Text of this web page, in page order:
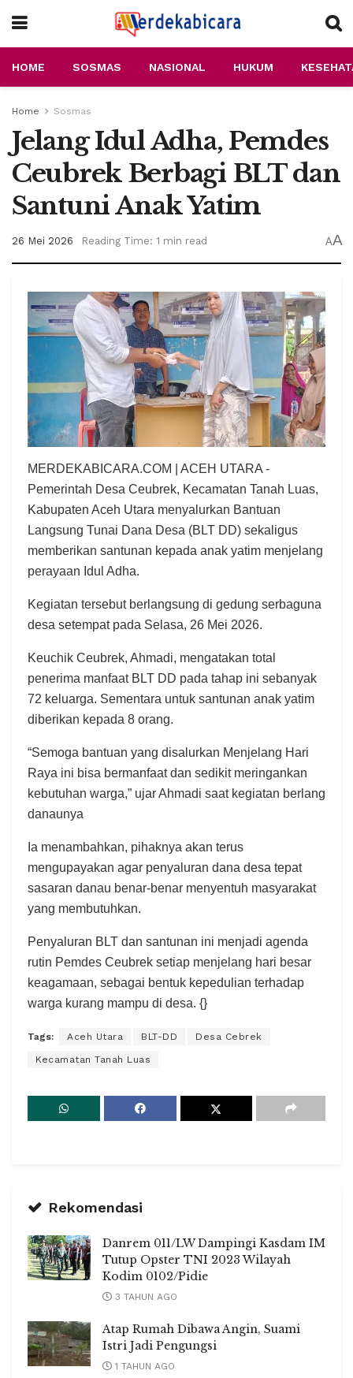
HOME SOSMAS NASIONAL HUKUM
Home Sosmas
Jelang Idul Adha, Pemdes
Ceubrek Berbagi BLT dan
Santuni Anak Yatim
26 Mei 2026 Reading Time: 1 min read AA
MERDEKABICARA.COM | ACEH UTARA -
Pemerintah Desa Ceubrek, Kecamatan Tanah Luas,
Kabupaten Aceh Utara menyalurkan Bantuan
Langsung Tunai Dana Desa (BLT DD) sekaligus
memberikan santunan kepada anak yatim menjelang
perayaan Idul Adha.
Kegiatan tersebut berlangsung di gedung serbaguna
desa setempat pada Selasa, 26 Mei 2026.
Keuchik Ceubrek, Ahmadi, mengatakan total
penerima manfaat BLT DD pada tahap ini sebanyak
72 keluarga. Sementara untuk santunan anak yatim
diberikan kepada 8 orang.
“Semoga bantuan yang disalurkan Menjelang Hari
Raya ini bisa bermanfaat dan sedikit meringankan
kebutuhan warga,” ujar Ahmadi saat kegiatan berlang
danaunya
Ia menambahkan, pihaknya akan terus
mengupayakan agar penyaluran dana desa tepat
sasaran danau benar-benar menyentuh masyarakat
yang membutuhkan.
Penyaluran BLT dan santunan ini menjadi agenda
rutin Pemdes Ceubrek setiap menjelang hari besar
keagamaan, sebagai bentuk kepedulian terhadap
warga kurang mampu di desa. {}
Tags: Aceh Utara BLT-DD Desa Cebrek
Kecamatan Tanah Luas
Rekomendasi
Danrem 011/LW Dampingi Kasdam IM
Tutup Opster TNI 2023 Wilayah
Kodim 0102/Pidie
3 TAHUN AGO
Atap Rumah Dibawa Angin, Suami
Istri Jadi Pengungsi
1 TAHUN AGO